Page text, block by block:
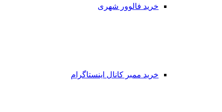
خرید فالوور شهری
خرید ممبر کانال اینستاگرام